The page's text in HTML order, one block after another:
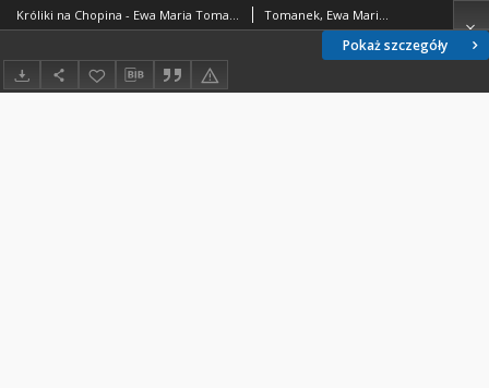
Pokaż szczegóły
Króliki na Chopina - Ewa Maria Tomanek - fragment relacji świadka historii [TEKST] Tomanek, Ewa Maria (1953- )